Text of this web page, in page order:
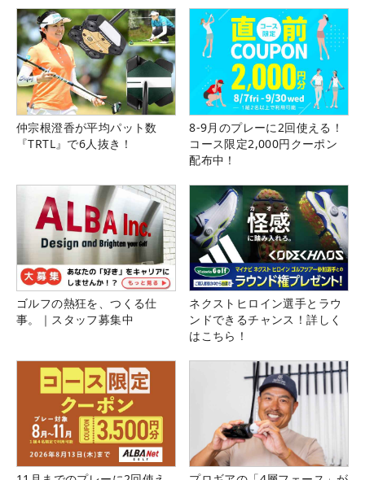
仲宗根澄香が平均パット数
『TRTL』で6人抜き！
8-9月のプレーに2回使える！
コース限定2,000円クーポン
配布中！
ゴルフの熱狂を、つくる仕
事。｜スタッフ募集中
ネクストヒロイン選手とラウ
ンドできるチャンス！詳しく
はこちら！